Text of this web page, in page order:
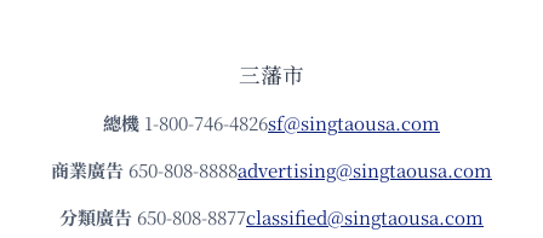
三藩市
總機 1-800-746-4826sf@singtaousa.com
商業廣告 650-808-8888advertising@singtaousa.com
分類廣告 650-808-8877classified@singtaousa.com